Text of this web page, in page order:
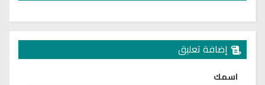
إضافة تعليق
اسمك